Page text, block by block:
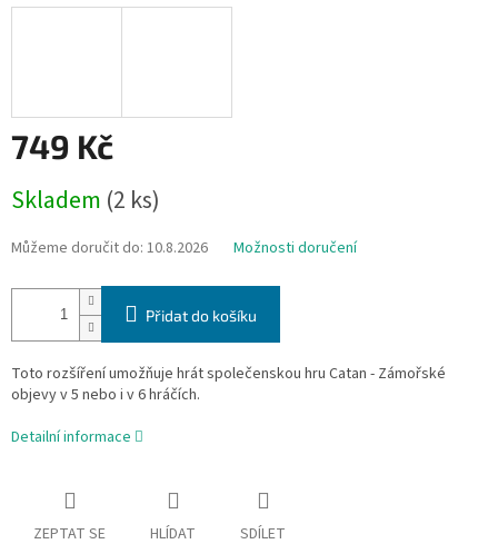
749 Kč
cena:
Skladem (2 ks)
Můžeme doručit do: 10.8.2026 Možnosti doručení
Přidat do košíku
Toto rozšíření umožňuje hrát společenskou hru Catan - Zámořské
objevy v 5 nebo i v 6 hráčích.
Detailní informace
ZEPTAT SE HLÍDAT SDÍLET